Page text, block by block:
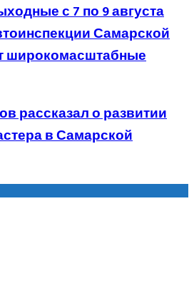
с 7 по 9 августа
Самарской
широкомасштабные
рассказал о развитии
в Самарской